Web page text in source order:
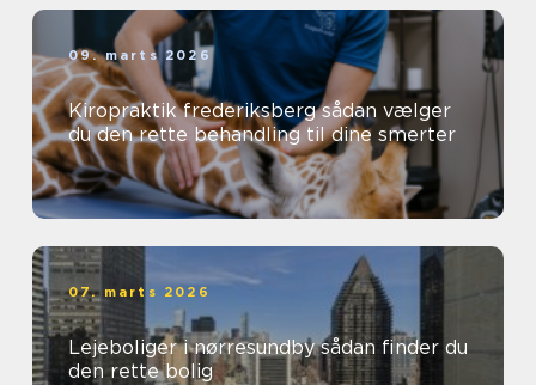
09. marts 2026
Kiropraktik frederiksberg sådan vælger
du den rette behandling til dine smerter
07. marts 2026
Lejeboliger i nørresundby sådan finder du
den rette bolig